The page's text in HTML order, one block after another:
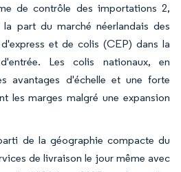
de contrôle des importations 2,
part du marché néerlandais des
et de colis (CEP) dans la
Les colis nationaux, en
avantages d'échelle et une forte
les marges malgré une expansion
de la géographie compacte du
de livraison le jour même avec